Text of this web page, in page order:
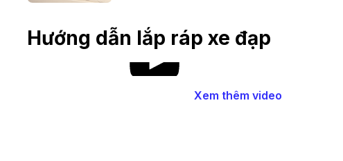
Hướng dẫn lắp ráp xe đạp
Xem thêm video